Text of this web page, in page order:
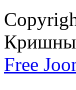
Free